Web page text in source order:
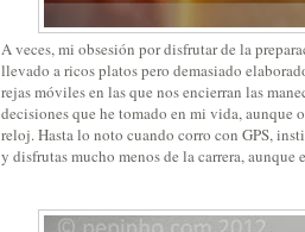
A veces, mi obsesión por disfrutar de la
llevado a ricos platos pero demasiado
rejas móviles en las que nos encierran las
decisiones que he tomado en mi vida, aunque
reloj. Hasta lo noto cuando corro con GPS,
y disfrutas mucho menos de la carrera, aunque